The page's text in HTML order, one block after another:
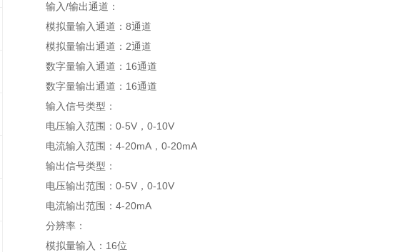
输入/输出通道：
模拟量输入通道：8通道
模拟量输出通道：2通道
数字量输入通道：16通道
数字量输出通道：16通道
输入信号类型：
电压输入范围：0-5V，0-10V
电流输入范围：4-20mA，0-20mA
输出信号类型：
电压输出范围：0-5V，0-10V
电流输出范围：4-20mA
分辨率：
模拟量输入：16位